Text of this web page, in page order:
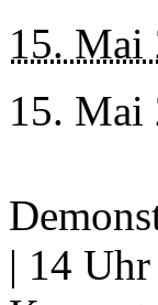
15. Mai
15. Mai
| 14